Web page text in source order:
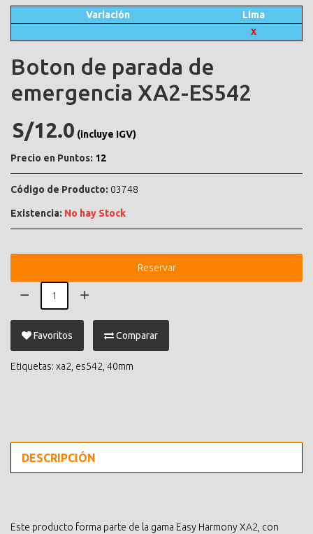
Variación Lima
X
Boton de parada de
emergencia XA2-ES542
S/12.0 (incluye IGV)
Precio en Puntos: 12
Código de Producto: 03748
Existencia: No hay Stock
Reservar
Favoritos Comparar
Etiquetas: xa2 es542 40mm
DESCRIPCIÓN
Este producto forma parte de la gama Easy Harmony XA2, con